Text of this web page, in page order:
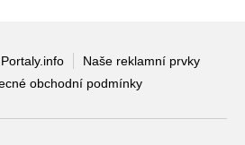
Naše reklamní prvky
obchodní podmínky